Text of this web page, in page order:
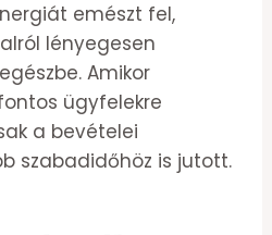
emészt fel,
lényegesen
Amikor
ügyfelekre
a bevételei
szabadidőhöz is jutott.